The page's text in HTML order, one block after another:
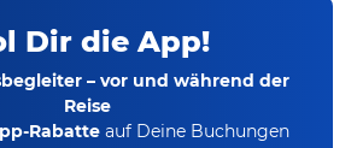
Dir die App!
– vor und während der
Reise
Rabatte auf Deine Buchungen